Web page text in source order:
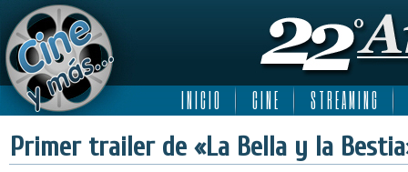
I N I C I O C I N E S T R E A M I N G
Primer trailer de «La Bella y la